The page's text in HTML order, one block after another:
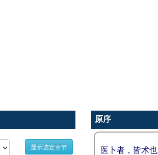
显示选定章节
原序
医卜者，皆术